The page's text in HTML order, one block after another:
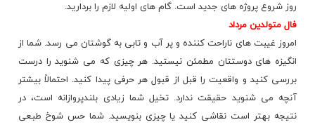
روز شروع پروژه های جدید است. گام های اولیه لازم را بردارید.
فال متولدین مرداد
امروز غیبت های ناراحت کننده و پر آب و تابی به گوشتان می رسد. شما از
انگیزه های دوستتان مطمئن نیستید. هر چیزی که می شنوید را درست
بررسی کنید و واقعیت را قبل از قبول هر حرفی پیدا کنید. احتمالاً بیشتر
آنچه می شنوید حقیقت ندارد. تخیل شما زیادی بلندپروازانه است، در
نتیجه بهتر است نقاشی کنید یا چیزی بنویسید. شما حس شوخ طبعی